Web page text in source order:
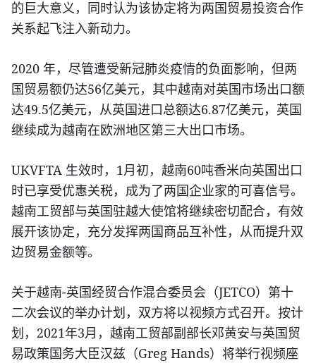
的巨大意义，同时认为该协定将为两国贸易投资合作
关系起飞注入新动力。
2020 年，尽管遭受新冠肺炎疫情的负面影响，但两
国贸易额仍达56亿美元，其中越南对英国市场出口额
达49.5亿美元，从英国进口总额达6.87亿美元，英国
继续成为越南在欧洲地区第三大出口市场。
UKVFTA 生效时， 1月初，越南60吨香米向英国出口
时已享受优惠关税，成为了两国企业家的可喜信号。
越南工贸部与英国驻越大使馆将继续密切配合，有效
展开该协定，充分发挥两国商品互补性，从而提升双
边贸易金额等。
关于越南-英国经贸合作混合委员会（JETCO）第十
二次会议的举办计划，双方将以视频方式召开。按计
划， 2021年3月，越南工贸部副部长邓黄安与英国贸
易政策国务大臣汉兹（Greg Hands）将举行视频座